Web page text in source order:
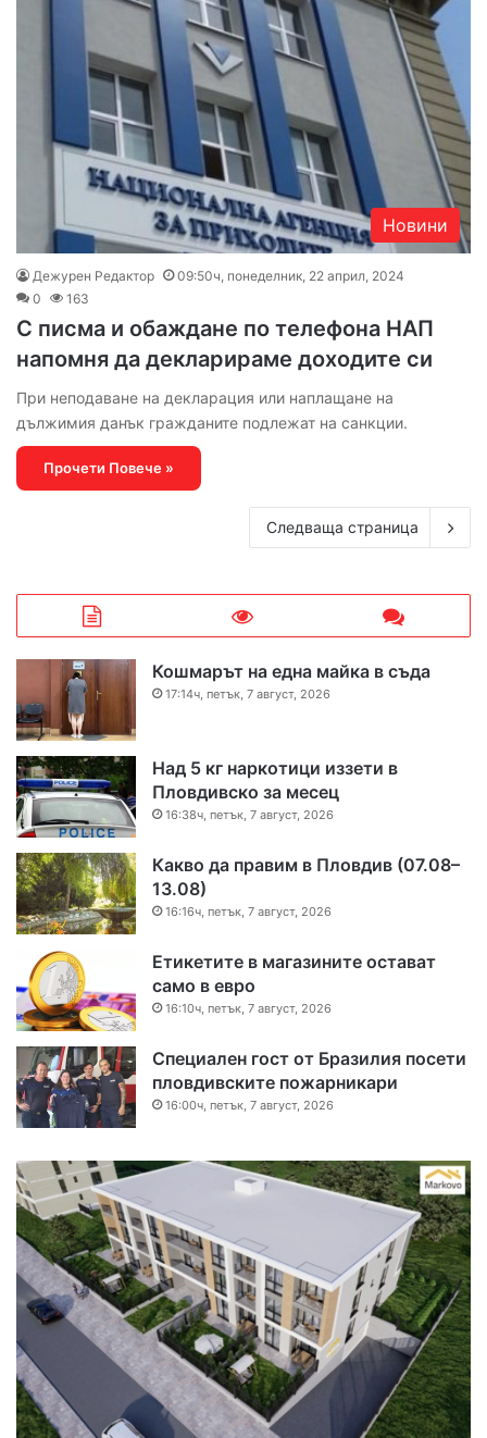
Новини
Дежурен Редактор
09:50ч, понеделник, 22 април, 2024
0
163
С писма и обаждане по телефона НАП
напомня да декларираме доходите си
При неподаване на декларация или наплащане на
дължимия данък гражданите подлежат на санкции.
Прочети Повече »
Следваща страница
Кошмарът на една майка в съда
17:14ч, петък, 7 август, 2026
Над 5 кг наркотици иззети в
Пловдивско за месец
16:38ч, петък, 7 август, 2026
Какво да правим в Пловдив (07.08–
13.08)
16:16ч, петък, 7 август, 2026
Етикетите в магазините остават
само в евро
16:10ч, петък, 7 август, 2026
Специален гост от Бразилия посети
пловдивските пожарникари
16:00ч, петък, 7 август, 2026